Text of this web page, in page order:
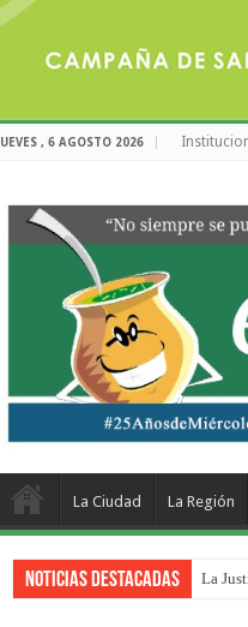
JUEVES , 6 AGOSTO 2026
La Ciudad La Región
Noticias Destacadas La
Se